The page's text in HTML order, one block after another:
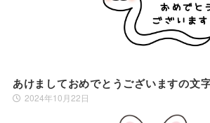
あけましておめでとうございますの文
2024年10月22日